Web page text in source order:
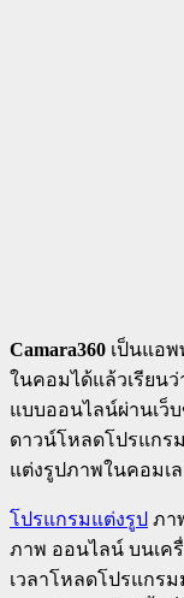
Camara360 เป็นแอ
ในคอมได้แล้วเรียนว่
แบบออนไลน์ผ่านเว็บ
ดาวน์โหลดโปรแกร
แต่งรูปภาพในคอมเ
โปรแกรมแต่งรูป ภา
ภาพ ออนไลน์ บนเครื่
เวลาโหลดโปรแกร